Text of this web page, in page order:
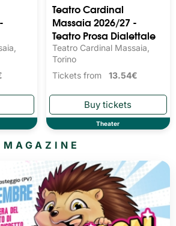
Teatro Cardinal
Massaia 2026/27 -
Teatro Prosa Dialettale
Teatro Cardinal Massaia,
Torino
Tickets from 13.54€
Theater
MAGAZINE